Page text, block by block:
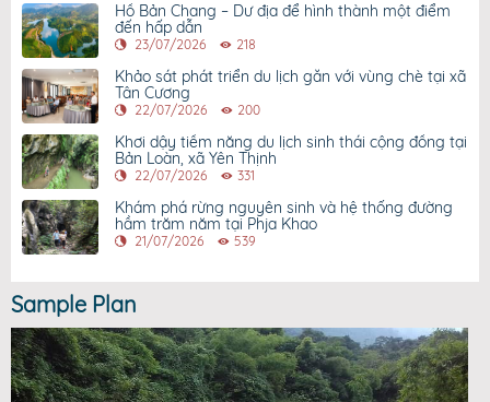
Hồ Bản Chang – Dư địa để hình thành một điểm
đến hấp dẫn
23/07/2026 218
Khảo sát phát triển du lịch gắn với vùng chè tại xã
Tân Cương
22/07/2026 200
Khơi dậy tiềm năng du lịch sinh thái cộng đồng tại
Bản Loàn, xã Yên Thịnh
22/07/2026 331
Khám phá rừng nguyên sinh và hệ thống đường
hầm trăm năm tại Phja Khao
21/07/2026 539
Sample Plan